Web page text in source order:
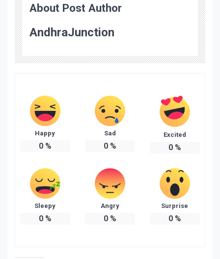
About Post Author
AndhraJunction
Happy
0%
Sad
0%
Excited
0%
Sleepy
0%
Angry
0%
Surprise
0%